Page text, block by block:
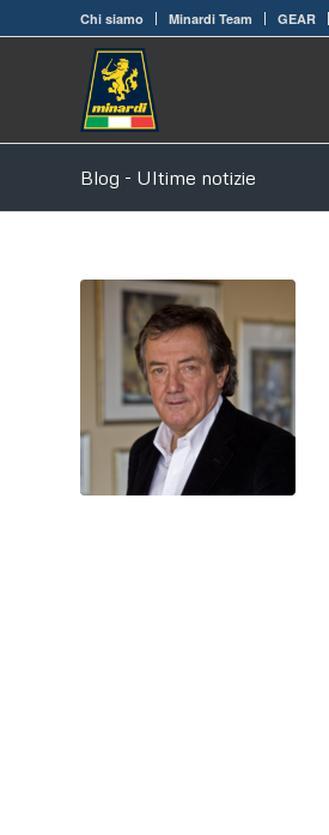
Chi siamo Minardi Team GEAR
Blog - Ultime notizie